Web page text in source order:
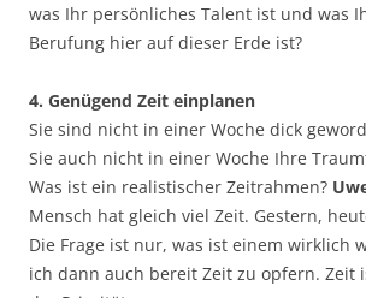
was Ihr persönliches Talent ist und was
Berufung hier auf dieser Erde ist?
4. Genügend Zeit einplanen
Sie sind nicht in einer Woche dick
Sie auch nicht in einer Woche Ihre
Was ist ein realistischer Zeitrahmen?
Mensch hat gleich viel Zeit. Gestern,
Die Frage ist nur, was ist einem wirklich
ich dann auch bereit Zeit zu opfern. Zeit